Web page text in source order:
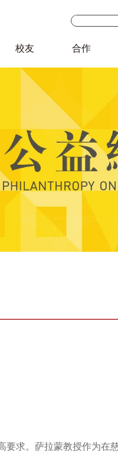
校友 合作
要求。萨拉蒙教授作为在